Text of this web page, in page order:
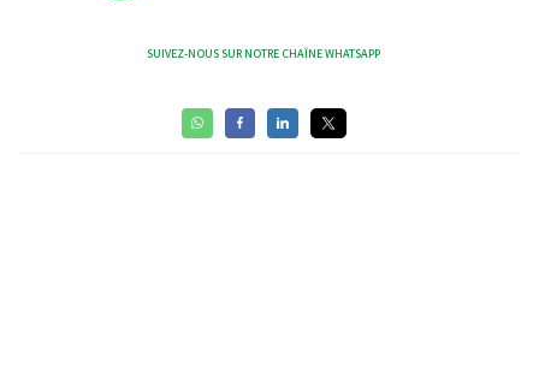
SUIVEZ-NOUS SUR NOTRE CHAÎNE WHATSAPP